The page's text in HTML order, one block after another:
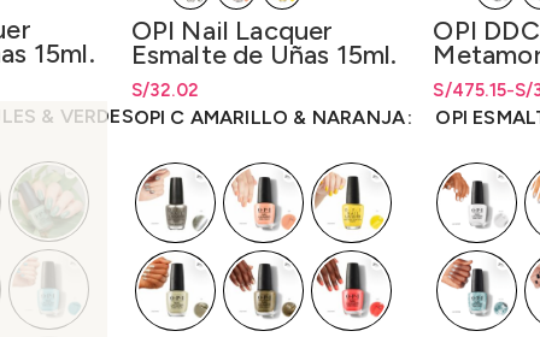
15ml.
& VERDES
OPI Nail Lacquer
Esmalte de Uñas 15ml.
– Tonos C
S/32.02
Rango de precios: desde
hastaS/32.02
OPI C AMARILLO & NARANJA
OPI
Cosmic
Display
y Disp.
S/
-
S/475.15
Rango de
hasta S/
Rango de
hastaS/
OPI